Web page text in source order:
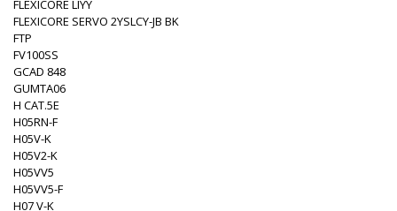
FLEXICORE LIYY
FLEXICORE SERVO 2YSLCY-JB BK
FTP
FV100SS
GCAD 848
GUMTA06
H CAT.5E
H05RN-F
H05V-K
H05V2-K
H05VV5
H05VV5-F
H07 V-K